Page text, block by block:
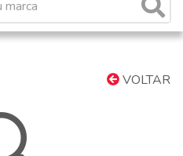
VOLTAR